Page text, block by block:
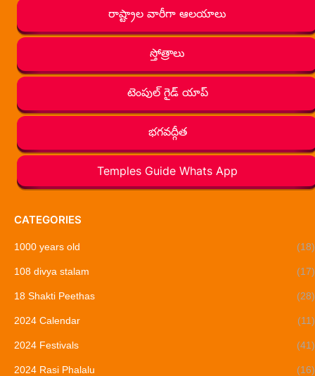
రాష్ట్రాల వారీగా ఆలయాలు
స్తోత్రాలు
టెంపుల్ గైడ్ యాప్
భగవద్గీత
Temples Guide Whats App
CATEGORIES
1000 years old (18)
108 divya stalam (17)
18 Shakti Peethas (28)
2024 Calendar (11)
2024 Festivals (41)
2024 Rasi Phalalu (16)